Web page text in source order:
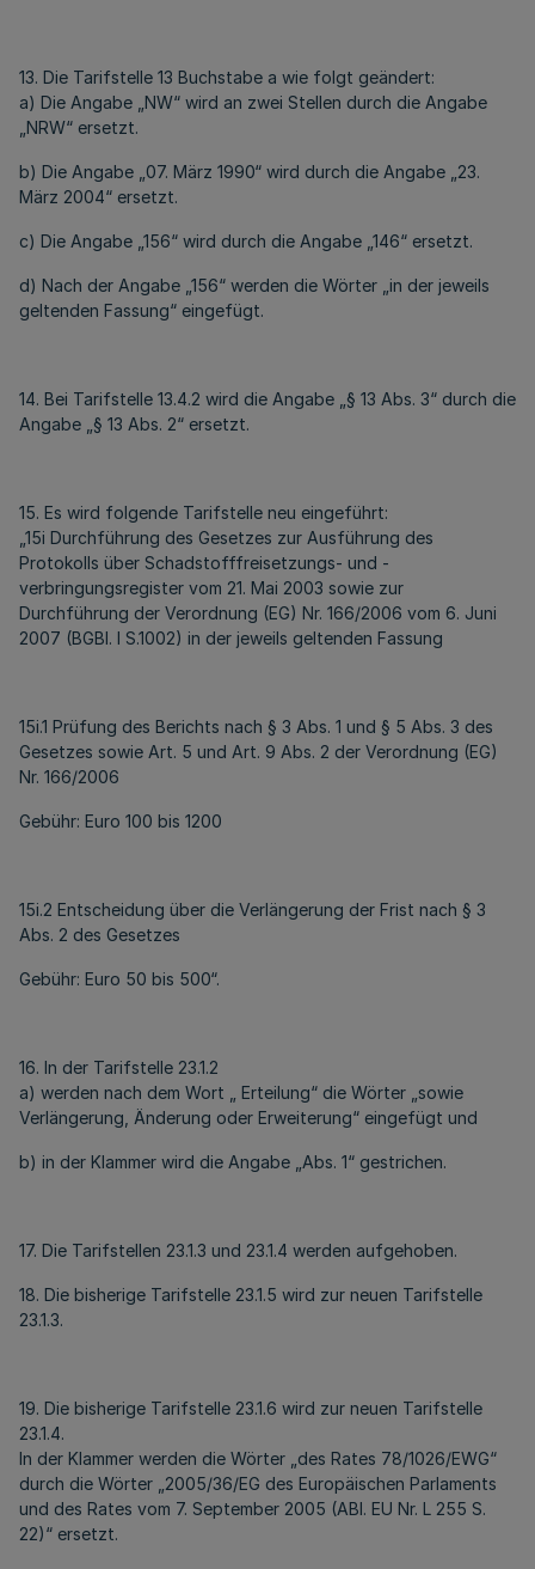
13. Die Tarifstelle 13 Buchstabe a wie folgt geändert:
a) Die Angabe „NW“ wird an zwei Stellen durch die Angabe
„NRW“ ersetzt.
b) Die Angabe „07. März 1990“ wird durch die Angabe „23.
März 2004“ ersetzt.
c) Die Angabe „156“ wird durch die Angabe „146“ ersetzt.
d) Nach der Angabe „156“ werden die Wörter „in der jeweils
geltenden Fassung“ eingefügt.
14. Bei Tarifstelle 13.4.2 wird die Angabe „§ 13 Abs. 3“ durch die
Angabe „§ 13 Abs. 2“ ersetzt.
15. Es wird folgende Tarifstelle neu eingeführt:
„15i Durchführung des Gesetzes zur Ausführung des
Protokolls über Schadstofffreisetzungs- und -
verbringungsregister vom 21. Mai 2003 sowie zur
Durchführung der Verordnung (EG) Nr. 166/2006 vom 6. Juni
2007 (BGBl. I S.1002) in der jeweils geltenden Fassung
15i.1 Prüfung des Berichts nach § 3 Abs. 1 und § 5 Abs. 3 des
Gesetzes sowie Art. 5 und Art. 9 Abs. 2 der Verordnung (EG)
Nr. 166/2006
Gebühr: Euro 100 bis 1200
15i.2 Entscheidung über die Verlängerung der Frist nach § 3
Abs. 2 des Gesetzes
Gebühr: Euro 50 bis 500“.
16. In der Tarifstelle 23.1.2
a) werden nach dem Wort „ Erteilung“ die Wörter „sowie
Verlängerung, Änderung oder Erweiterung“ eingefügt und
b) in der Klammer wird die Angabe „Abs. 1“ gestrichen.
17. Die Tarifstellen 23.1.3 und 23.1.4 werden aufgehoben.
18. Die bisherige Tarifstelle 23.1.5 wird zur neuen Tarifstelle
23.1.3.
19. Die bisherige Tarifstelle 23.1.6 wird zur neuen Tarifstelle
23.1.4.
In der Klammer werden die Wörter „des Rates 78/1026/EWG“
durch die Wörter „2005/36/EG des Europäischen Parlaments
und des Rates vom 7. September 2005 (ABl. EU Nr. L 255 S.
22)“ ersetzt.